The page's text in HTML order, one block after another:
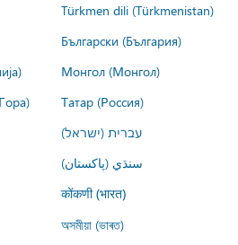
Türkmen dili (Türkmenistan)
Български (България)
Монгол (Монгол)
Татар (Россия)
עברית (ישראל)
سنڌي (پاکستان)
कोंकणी (भारत)
অসমীয়া (ভাৰত)